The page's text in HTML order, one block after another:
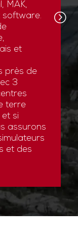
MÄK,
software.
et
près de
3
terre
et si
assurons
et des